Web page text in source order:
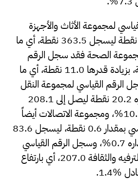
لمجموعة الأثاث والأجهزة
المنزلية بمقدار 14.0 نقطة ليسجل 363.5 نقطة، أي ما
وأما مجموعة الصحة فقد سجل الرقم
القياسي 364.6 نقطة، بزيادة قدرها 11.0 نقطة، أي ما
سجل الرقم القياسي لمجموعة النقل
ارتفاعاً ملحوظاً مقداره 20.2 نقطة ليصل إلى 208.1
نقطة، أي ما يعادل 10.7%، ومجموعة الاتصالات أيضاً
أرتفع فيها الرقم القياسي بمقدار 0.6 نقطة، ليسجل 83.6
نقطة، أي بارتفاع مقداره 0.7%، وسجل الرقم القياسي
لمجموعة لمجموعة الترفيه والثقافة 207.0، أي بارتفاع